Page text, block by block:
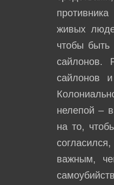
живых
чтобы
сайлонов.
сайлонов
нелепой –
на то,
важным,